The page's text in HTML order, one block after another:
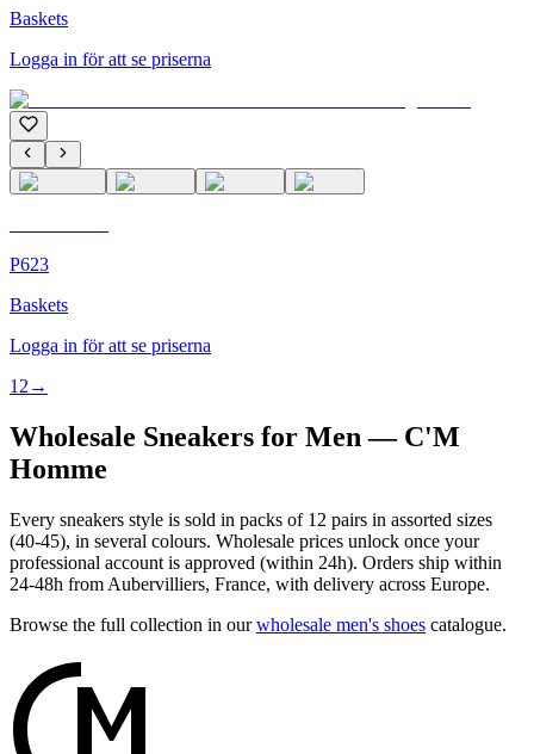
Baskets
Logga in för att se priserna
P623
Baskets
Logga in för att se priserna
1 2 →
Wholesale Sneakers for Men — C'M
Homme
Every sneakers style is sold in packs of 12 pairs in assorted sizes
(40-45), in several colours. Wholesale prices unlock once your
professional account is approved (within 24h). Orders ship within
24-48h from Aubervilliers, France, with delivery across Europe.
Browse the full collection in our wholesale men's shoes catalogue.